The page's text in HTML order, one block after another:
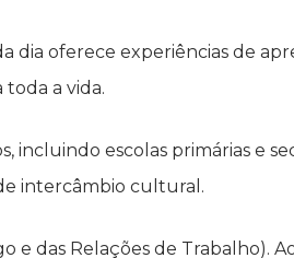
dia oferece experiências de
a vida.
incluindo escolas primárias e
intercâmbio cultural.
das Relações de Trabalho).